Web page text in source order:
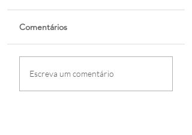
Comentários
Escreva um comentário